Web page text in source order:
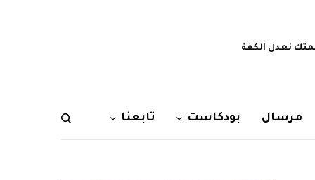
نعدل الكفة
مرسال بودكاست تابعنا